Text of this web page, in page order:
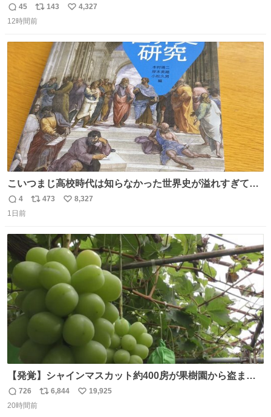
ど絶対間違えてる。 悪いのは誹謗中傷した人達でしょ。こ
んなのみなちゃん望んでないし曲がった正義すぎる
返
信
45
リ
ポ
数
143
い
数
4,327
12時間前
こいつまじ高校時代は知らなかった世界史が溢れすぎてて
𝑩𝑰𝑮 𝑳𝑶𝑽𝑬＿＿
返
信
4
リ
ト
数
473
い
数
8,327
1日前
【発覚】シャインマスカット約400房が果樹園から盗まれ
る 栃木・佐野市 news.livedoor.com/article/detail… 被害
に遭った果樹園には防犯カメラなどはなく、シャインマス
返
信
726
リ
6,844
い
19,925
20時間前